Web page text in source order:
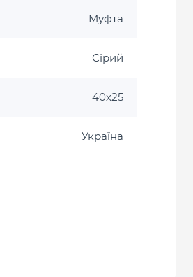
Муфта
Сірий
40х25
Україна